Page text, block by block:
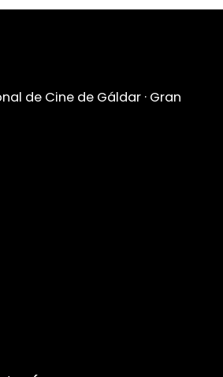
de Cine de Gáldar · Gran